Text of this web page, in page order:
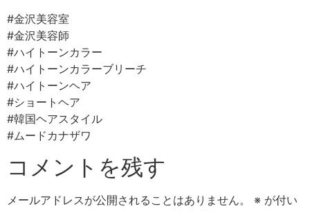
#金沢美容室
#金沢美容師
#ハイトーンカラー
#ハイトーンカラーブリーチ
#ハイトーンヘア
#ショートヘア
#韓国ヘアスタイル
#ムードカナザワ
コメントを残す
メールアドレスが公開されることはありません。 ※ が付い